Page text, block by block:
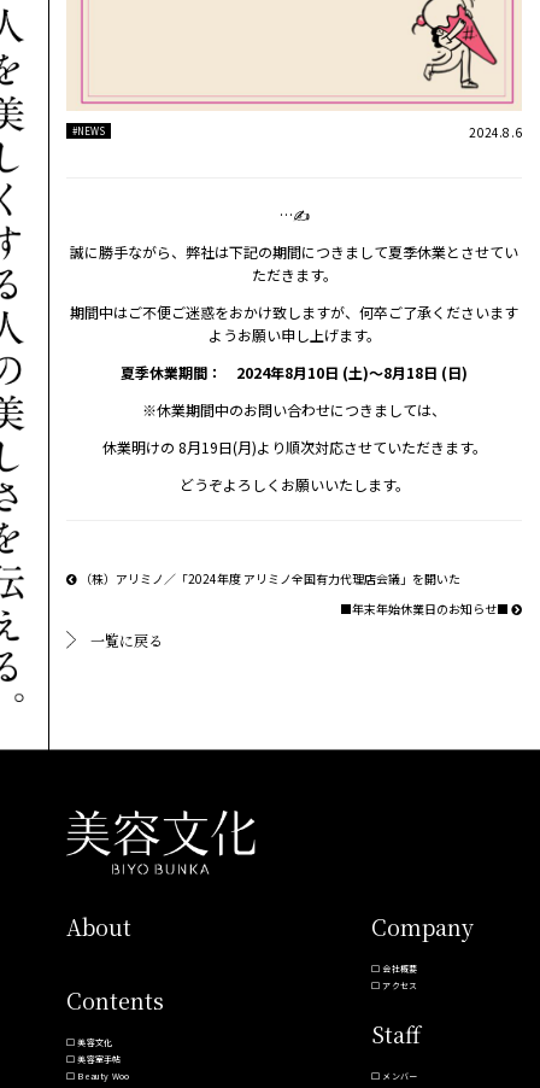
#NEWS 2024.8.6
…✍
誠に勝手ながら、弊社は下記の期間につきまして夏季休業とさせてい
ただきます。
期間中はご不便ご迷惑をおかけ致しますが、何卒ご了承くださいます
ようお願い申し上げます。
夏季休業期間： 2024年8月10日 (土)～8月18日 (日)
※休業期間中のお問い合わせにつきましては、
休業明けの 8月19日(月)より順次対応させていただきます。
どうぞよろしくお願いいたします。
（株）アリミノ／「2024年度 アリミノ全国有力代理店会議」を開いた
■年末年始休業日のお知らせ■
一覧に戻る
About
Contents
美容文化
美容室手帖
Beauty Woo
Company
会社概要
アクセス
Staff
メンバー